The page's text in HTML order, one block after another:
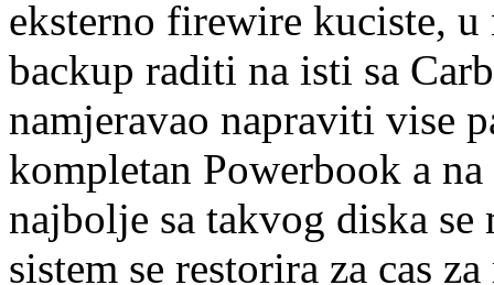
eksterno firewire kuciste,
backup raditi na isti sa
namjeravao napraviti vise
kompletan Powerbook a
najbolje sa takvog diska
sistem se restorira za cas